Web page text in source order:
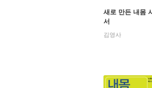
새로 만든 내몸
서
김영사